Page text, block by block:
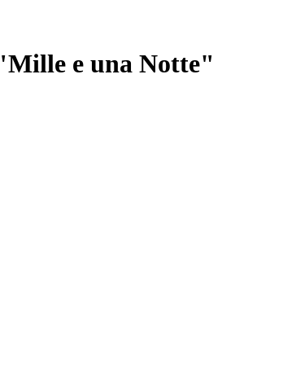
e una Notte"